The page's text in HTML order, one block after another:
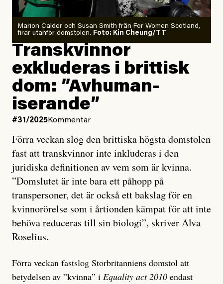
Marion Calder och Susan Smith från For Women Scotland,
firar utanför domstolen. Foto: Kin Cheung/TT
Trans­kvinnor
exkluderas i brittisk
dom: ”Avhuman­
iserande”
#31/2025Kommentar
Förra veckan slog den brittiska högsta domstolen
fast att transkvinnor inte inkluderas i den
juridiska definitionen av vem som är kvinna.
”Domslutet är inte bara ett påhopp på
transpersoner, det är också ett bakslag för en
kvinnorörelse som i årtionden kämpat för att inte
behöva reduceras till sin biologi”, skriver Alva
Roselius.
Förra veckan fastslog Storbritanniens domstol att
betydelsen av ”kvinna” i Equality act 2010 endast